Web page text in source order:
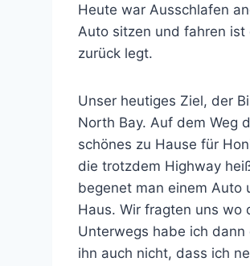
Heute war Ausschlafen
Auto sitzen und fahren ist
zurück legt.
Unser heutiges Ziel, der
North Bay. Auf dem Weg
schönes zu Hause für
die trotzdem Highway
begenet man einem Auto
Haus. Wir fragten uns
Unterwegs habe ich
ihn auch nicht, dass ich